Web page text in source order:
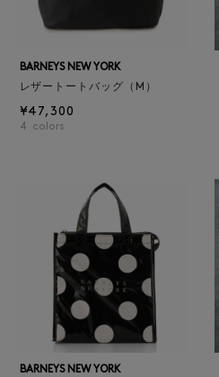
BARNEYS NEW YORK
レザートートバッグ（M）
¥47,300
4 colors
BARNEYS NEW YORK